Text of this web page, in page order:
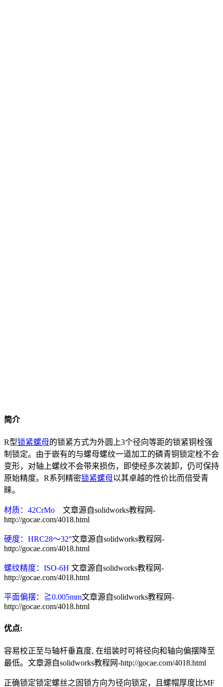
简介
R型锁紧螺母的锁紧方式为外圆上3个径向等距的锁紧铜栓强
制锁定。由于嵌有的与螺母螺纹一道加工的磷青铜锁定栓不会
变形，对轴上螺纹不会带来损伤，即使经多次装卸，仍可保持
原始精度。R系列精密锁紧螺母以其卓越的性价比而倍受青
睐。
材质：42CrMo 文章源自solidworks教程网-
http://gocae.com/4018.html
硬度：HRC28～32°文章源自solidworks教程网-
http://gocae.com/4018.html
螺纹精度：ISO-6H 文章源自solidworks教程网-
http://gocae.com/4018.html
平面偏摆：≧0.005mm文章源自solidworks教程网-
http://gocae.com/4018.html
优点:
容易校正至与轴杆垂直度, 在组装时可将径向和轴向偏摆降至
最低。 文章源自solidworks教程网-http://gocae.com/4018.html
正确锁定锁定螺丝之固锁方向为径向锁定，且螺帽厚度比MF